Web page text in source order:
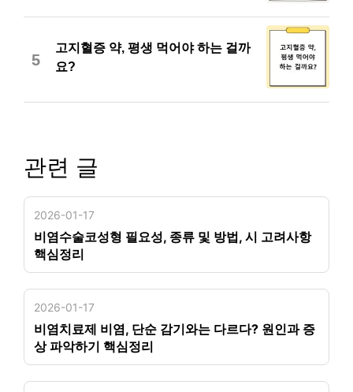
5
고지혈증 약, 평생 먹어야 하는 걸까
요?
관련 글
2026-01-17
비염수술코성형 필요성, 종류 및 방법, 시 고려사항
핵심정리
2026-01-17
비염치료제 비염, 단순 감기와는 다르다? 원인과 증
상 파악하기 핵심정리